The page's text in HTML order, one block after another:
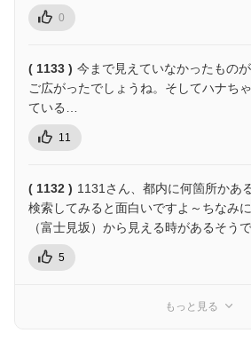
0
( 1133 ) 今まで見えていなかったもの
ご広がったでしょうね。そしてハナち
ている…
11
( 1132 ) 1131さん、都内に何箇所かあ
検索してみると面白いですよ～ちなみ
（富士見坂）から見える時があるそう
5
もっと見る